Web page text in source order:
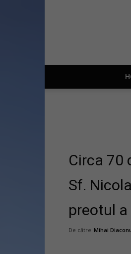
Circa 70
Sf.
preotul
De către Mihai